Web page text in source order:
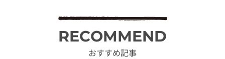
RECOMMEND
おすすめ記事